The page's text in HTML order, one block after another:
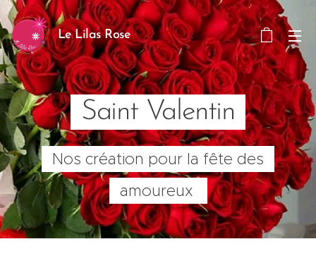
Le Lilas Rose
Saint Valentin
Nos création pour la fête des
amoureux